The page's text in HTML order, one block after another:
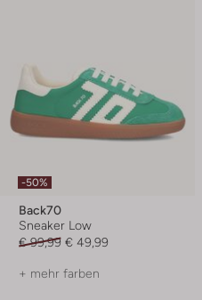
-50%
Back70
Sneaker Low
€ 99,99 € 49,99
+ mehr farben